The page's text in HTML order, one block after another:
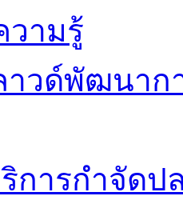
วามรู้
าวด์พัฒนาก
การกำจัด